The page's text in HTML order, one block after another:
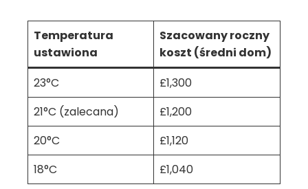
Temperatura
ustawiona
Szacowany roczny
koszt (średni dom)
23°C
£1,300
21°C (zalecana)
£1,200
20°C
£1,120
18°C
£1,040